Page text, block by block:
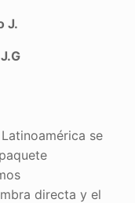
J.
se
directa y el